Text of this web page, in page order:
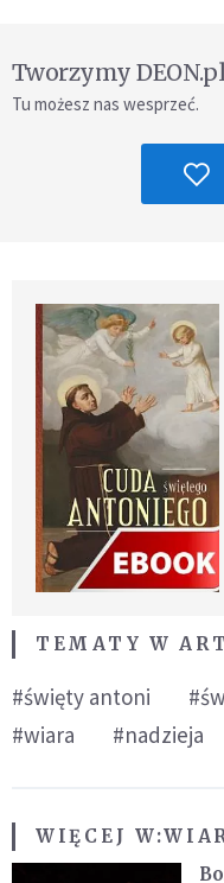
Tworzymy
Tu możesz nas wesprzeć.
TEMATY W
#święty antoni
#wiara
#nadzieja
WIĘCEJ W: